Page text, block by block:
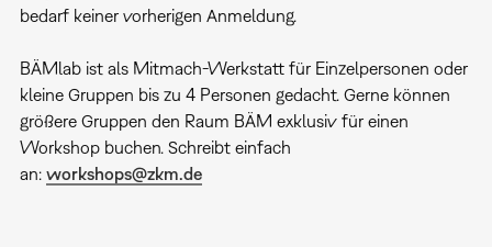
bedarf keiner vorherigen Anmeldung.
BÄMlab ist als Mitmach-Werkstatt für Einzelpersonen oder
kleine Gruppen bis zu 4 Personen gedacht. Gerne können
größere Gruppen den Raum BÄM exklusiv für einen
Workshop buchen. Schreibt einfach
an: workshops@zkm.de